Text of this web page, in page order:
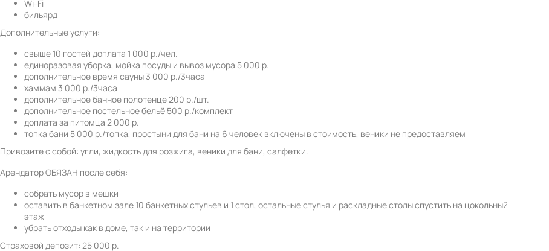
Wi-Fi
бильярд
Дополнительные услуги:
свыше 10 гостей доплата 1 000 р./чел.
единоразовая уборка, мойка посуды и вывоз мусора 5 000 р.
дополнительное время сауны 3 000 р./3часа
хаммам 3 000 р./3часа
дополнительное банное полотенце 200 р./шт.
дополнительное постельное бельё 500 р./комплект
доплата за питомца 2 000 р.
топка бани 5 000 р./топка, простыни для бани на 6 человек включены в стоимость, веники не предоставляем
Привозите с собой: угли, жидкость для розжига, веники для бани, салфетки.
Арендатор ОБЯЗАН после себя:
собрать мусор в мешки
оставить в банкетном зале 10 банкетных стульев и 1 стол, остальные стулья и раскладные столы спустить на цокольный
этаж
убрать отходы как в доме, так и на территории
Страховой депозит: 25 000 р.